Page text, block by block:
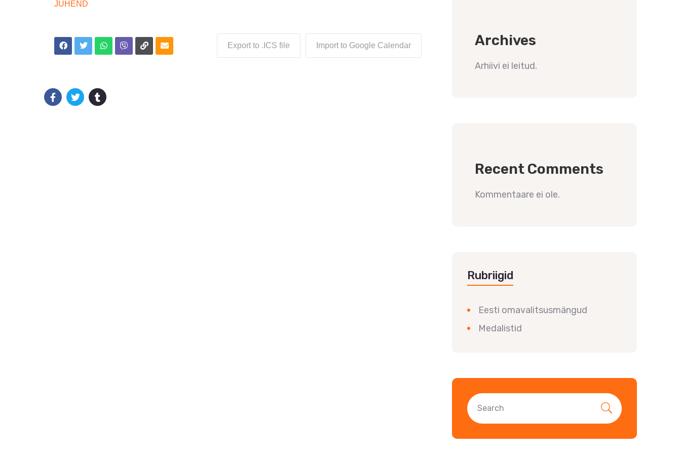
JUHEND
Export to .ICS file Import to Google Calendar Archives
Arhiivi ei leitud.
Recent Comments
Kommentaare ei ole.
Rubriigid
Eesti omavalitsusmängud
Medalistid